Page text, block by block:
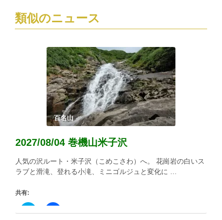
類似のニュース
百名山
2027/08/04 巻機山米子沢
人気の沢ルート・米子沢（こめこさわ）へ。 花崗岩の白いス
ラブと滑滝、登れる小滝、ミニゴルジュと変化に …
共有:
ク
リ
Facebook
で